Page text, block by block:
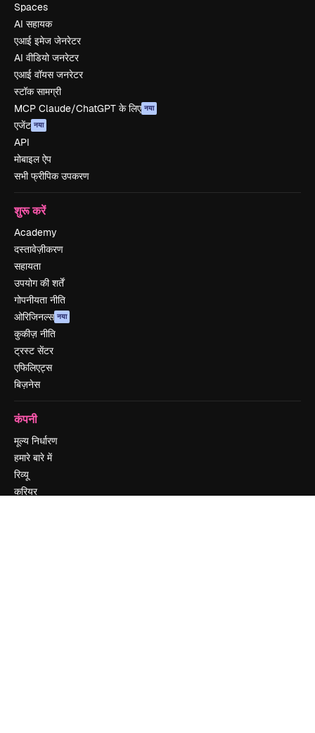
Spaces
AI सहायक
एआई इमेज जेनरेटर
AI वीडियो जनरेटर
एआई वॉयस जनरेटर
स्टॉक सामग्री
MCP Claude/ChatGPT के लिए नया
एजेंट नया
API
मोबाइल ऐप
सभी फ्रीपिक उपकरण
शुरू करें
Academy
दस्तावेज़ीकरण
सहायता
उपयोग की शर्तें
गोपनीयता नीति
ओरिजिनल्स नया
कुकीज़ नीति
ट्रस्ट सेंटर
एफिलिएट्स
बिज़नेस
कंपनी
मूल्य निर्धारण
हमारे बारे में
रिव्यू
करियर